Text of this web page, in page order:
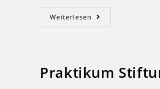
Weiterlesen
Praktikum